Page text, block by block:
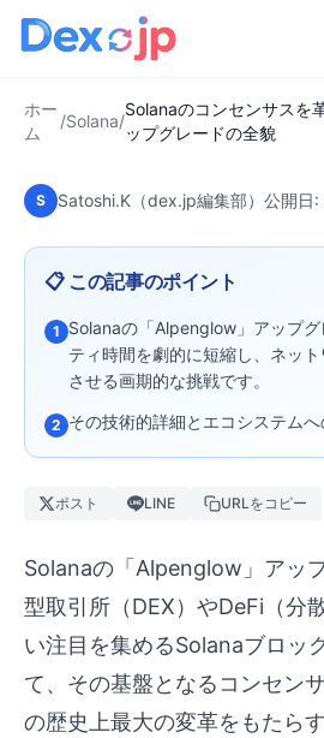
ホー
ム
/Solana/
Solanaのコンセンサスを
ップグレードの全貌
Solanaのコンセンサス
「Alpenglow」アップ
貌
S Satoshi.K（dex.jp編集部） 公開日:
📋 この記事のポイント
1 Solanaの「Alpenglow」アップグ
ティ時間を劇的に短縮し、ネッ
させる画期的な挑戦です。
2 その技術的詳細とエコシステムへ
ポスト LINE URLをコピー
Solanaの「Alpenglow」アッ
型取引所（DEX）やDeFi（分
い注目を集めるSolanaブロッ
て、その基盤となるコンセン
の歴史上最大の変革をもたら